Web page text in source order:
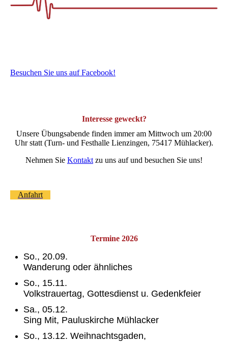
Besuchen Sie uns auf Facebook!
Interesse geweckt?
Unsere Übungsabende finden immer am Mittwoch um 20:00
Uhr statt (Turn- und Festhalle Lienzingen, 75417 Mühlacker).
Nehmen Sie Kontakt zu uns auf und besuchen Sie uns!
Anfahrt
Termine 2026
So., 20.09.
Wanderung oder ähnliches
So., 15.11.
Volkstrauertag, Gottesdienst u. Gedenkfeier
Sa., 05.12.
Sing Mit, Pauluskirche Mühlacker
So., 13.12. Weihnachtsgaden,